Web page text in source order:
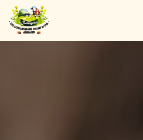
Panneau de gestion des cookies